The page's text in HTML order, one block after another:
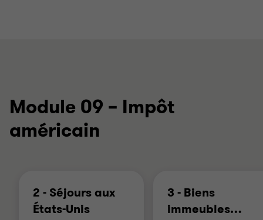
Module 09 – Impôt
américain
2 - Séjours aux
États-Unis
3 - Biens
immeubles…